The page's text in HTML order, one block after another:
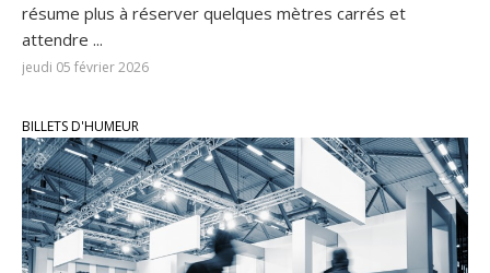
résume plus à réserver quelques mètres carrés et
attendre ...
jeudi 05 février 2026
BILLETS D'HUMEUR